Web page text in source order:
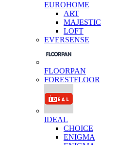
EUROHOME
ART
MAJESTIC
LOFT
EVERSENSE
FLOORPAN
FORESTFLOOR
IDEAL
CHOICE
ENIGMA